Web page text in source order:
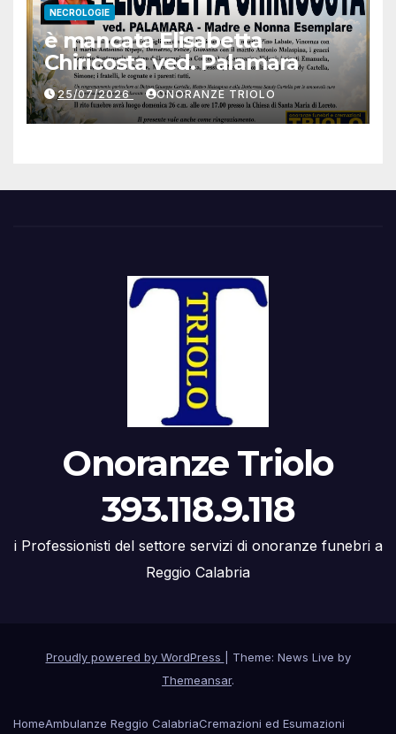
NECROLOGIE
è mancata Elisabetta
Chiricosta ved. Palamara
25/07/2026 ONORANZE TRIOLO
Onoranze Triolo
393.118.9.118
i Professionisti del settore servizi di onoranze funebri a
Reggio Calabria
Proudly powered by WordPress
Theme: News Live by
Themeansar.
HomeAmbulanze Reggio CalabriaCremazioni ed Esumazioni